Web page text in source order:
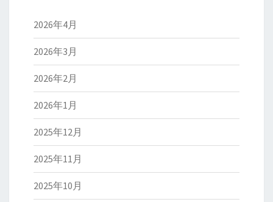
2026年4月
2026年3月
2026年2月
2026年1月
2025年12月
2025年11月
2025年10月